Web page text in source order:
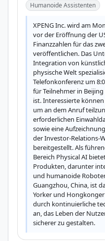
Humanoide Assistenten
XPENG Inc. wird am
vor der Eröffnung der
Finanzzahlen für das
veröffentlichen. Das
Integration von
physische Welt
Telefonkonferenz um
für Teilnehmer in
ist. Interessierte
um an dem Anruf
erforderlichen
sowie eine
der Investor-Relations-
bereitgestellt. Als
Bereich Physical AI
Produkten, darunter
und humanoide
Guangzhou, China, ist
Yorker und
durch kontinuierliche
an, das Leben der
sicherer zu gestalten.